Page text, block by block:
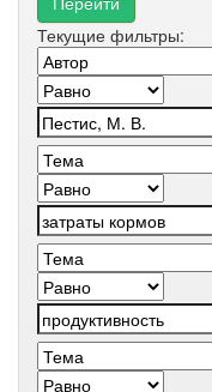
Текущие фильтры: